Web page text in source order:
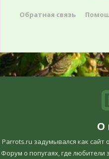
Обратная связь
О
Parrots.ru задумывался как сайт
Форум о попугаях, где любители